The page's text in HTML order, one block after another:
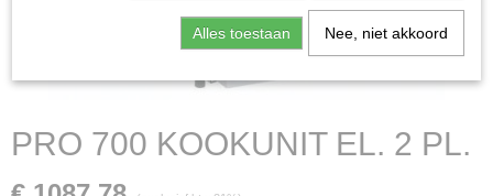
PRO 700 KOOKUNIT EL. 2 PL.
Alles toestaan Nee, niet akkoord